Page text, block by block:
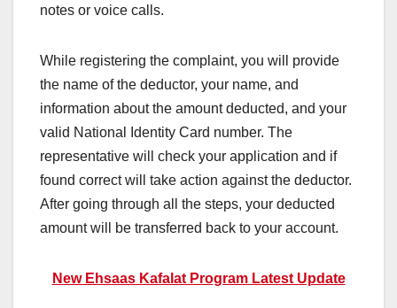
notes or voice calls.
While registering the complaint, you will provide
the name of the deductor, your name, and
information about the amount deducted, and your
valid National Identity Card number. The
representative will check your application and if
found correct will take action against the deductor.
After going through all the steps, your deducted
amount will be transferred back to your account.
New Ehsaas Kafalat Program Latest Update